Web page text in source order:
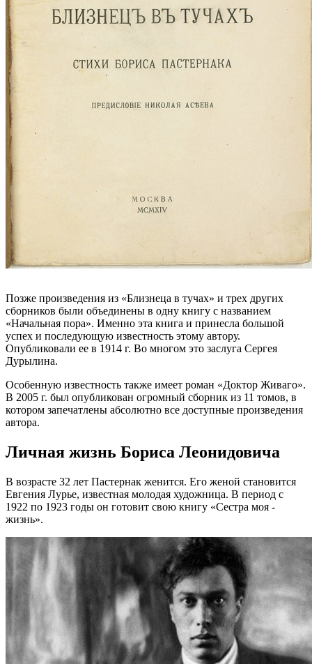
Позже произведения из «Близнеца в тучах» и трех других
сборников были объединены в одну книгу с названием
«Начальная пора». Именно эта книга и принесла большой
успех и последующую известность этому автору.
Опубликовали ее в 1914 г. Во многом это заслуга Сергея
Дурылина.
Особенную известность также имеет роман «Доктор Живаго».
В 2005 г. был опубликован огромный сборник из 11 томов, в
котором запечатлены абсолютно все доступные произведения
автора.
Личная жизнь Бориса Леонидовича
В возрасте 32 лет Пастернак женится. Его женой становится
Евгения Лурье, известная молодая художница. В период с
1922 по 1923 годы он готовит свою книгу «Сестра моя -
жизнь».